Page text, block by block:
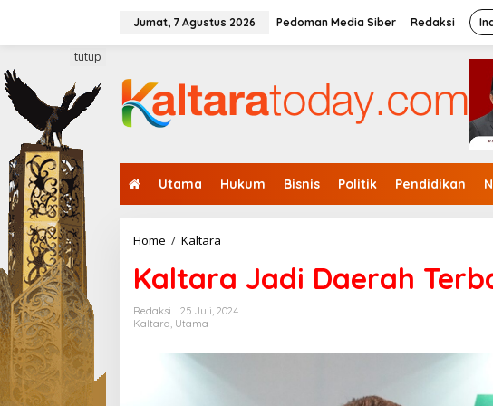
t
Jumat, 7 Agustus 2026 Pedoman Media Siber Redaksi
Utama Hukum Bisnis Politik Pendidikan
tutup
Home / Kaltara
l
t
a
J
Kaltara Jadi Daerah
Redaksi
25 Juli, 2024
Kaltara, Utama